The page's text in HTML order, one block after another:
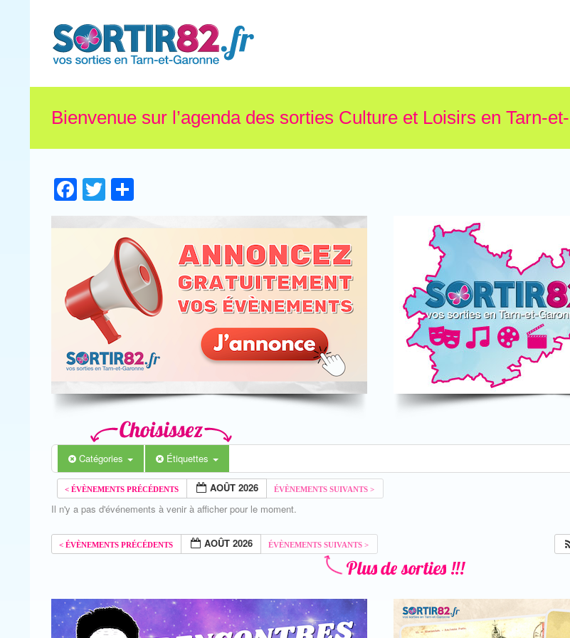
Bienvenue sur l’agenda des sorties Culture et Loisirs en Tarn-
Facebook
Twitter
Catégories Étiquettes
AOÛT 2026
Il n'y a pas d'événements à venir à afficher pour le moment.
AOÛT 2026